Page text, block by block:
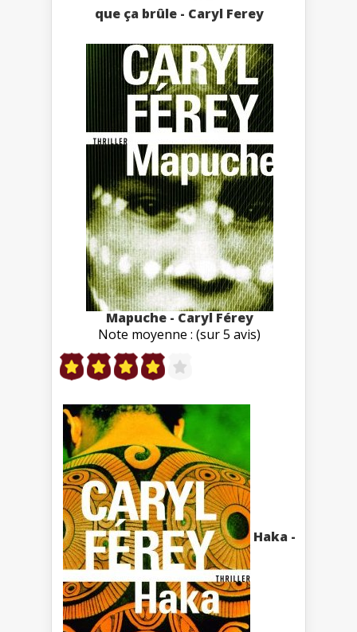
que ça brûle - Caryl Ferey
Mapuche - Caryl Férey
Note moyenne : (sur 5 avis)
Haka -